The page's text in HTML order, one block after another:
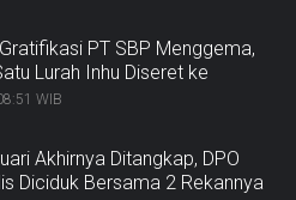
PT SBP Menggema,
Lurah Inhu Diseret ke
WIB
Akhirnya Ditangkap, DPO
Diciduk Bersama 2 Rekannya